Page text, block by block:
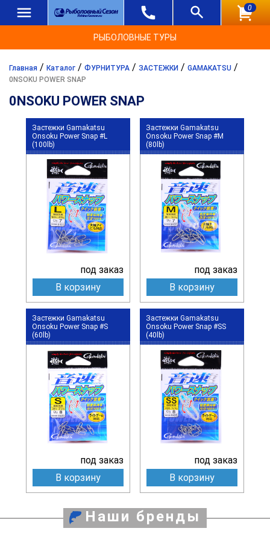
0
РЫБОЛОВНЫЕ ТУРЫ
Главная / Каталог / ФУРНИТУРА / ЗАСТЕЖКИ / GAMAKATSU /
0NSOKU POWER SNAP
0NSOKU POWER SNAP
Застежки Gamakatsu
Onsoku Power Snap #L
(100lb)
под заказ
В корзину
Застежки Gamakatsu
Onsoku Power Snap #M
(80lb)
под заказ
В корзину
Застежки Gamakatsu
Onsoku Power Snap #S
(60lb)
под заказ
В корзину
Застежки Gamakatsu
Onsoku Power Snap #SS
(40lb)
под заказ
В корзину
Наши бренды